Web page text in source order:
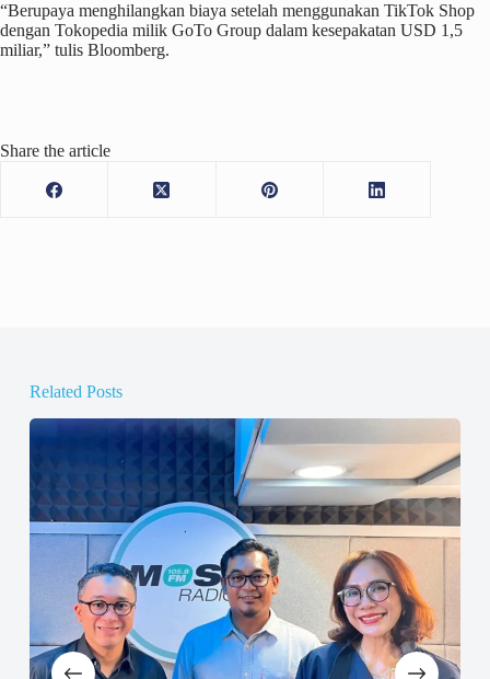
“Berupaya menghilangkan biaya setelah menggunakan TikTok Shop
dengan Tokopedia milik GoTo Group dalam kesepakatan USD 1,5
miliar,” tulis Bloomberg.
Share the article
Related Posts